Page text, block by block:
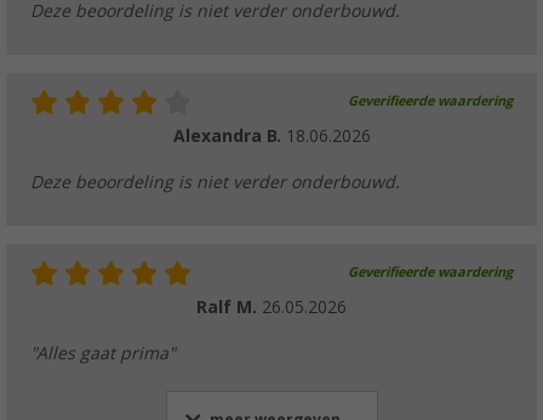
Deze beoordeling is niet verder onderbouwd.
Geverifieerde waardering
Alexandra B. 18.06.2026
Deze beoordeling is niet verder onderbouwd.
Geverifieerde waardering
Ralf M. 26.05.2026
"Alles gaat prima"